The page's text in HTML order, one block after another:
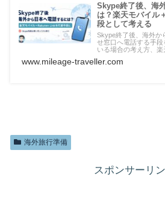
Skype終了後、海
は？楽天モバイル
段として考える
Skype終了後、海外か
せ窓口へ電話する手
いる場合の考え方、楽
国際電話かけ放題月
実体験ベースで解説し
www.mileage-traveller.com
海外旅行準備
スポンサーリ